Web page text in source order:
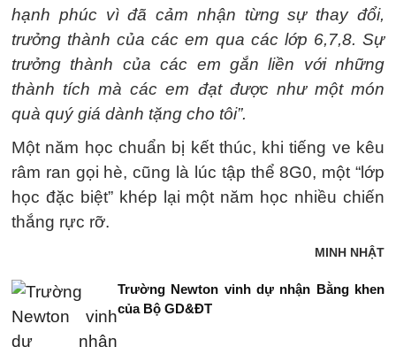
hạnh phúc vì đã cảm nhận từng sự thay đổi,
trưởng thành của các em qua các lớp 6,7,8. Sự
trưởng thành của các em gắn liền với những
thành tích mà các em đạt được như một món
quà quý giá dành tặng cho tôi”.
Một năm học chuẩn bị kết thúc, khi tiếng ve kêu
râm ran gọi hè, cũng là lúc tập thể 8G0, một “lớp
học đặc biệt” khép lại một năm học nhiều chiến
thắng rực rỡ.
MINH NHẬT
Trường Newton vinh dự nhận Bằng khen
của Bộ GD&ĐT